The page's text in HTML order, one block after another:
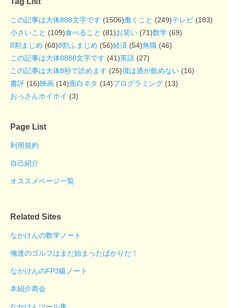
この記事は大体888文字です (1506)働くこと (249)テレビ (183)
小さいこと (109)食べること (81)お笑い (71)数学 (69)
8割まじめ (68)8割ふまじめ (56)経済 (54)無職 (46)
この記事は大体8888文字です (41)英語 (27)
この記事は大体8秒で読めます (25)僕は酒が飲めない (16)
書評 (16)映画 (14)面白ネタ (14)プログラミング (13)
おっさんホイホイ (3)
Page List
利用規約
自己紹介
オススメページ一覧
Related Sites
なかけんの数学ノート
俺達のゴルフはまだ始まったばかりだ！
なかけんのFP3級ノート
本紹介商会